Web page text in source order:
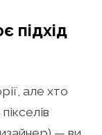
підхід
але хто